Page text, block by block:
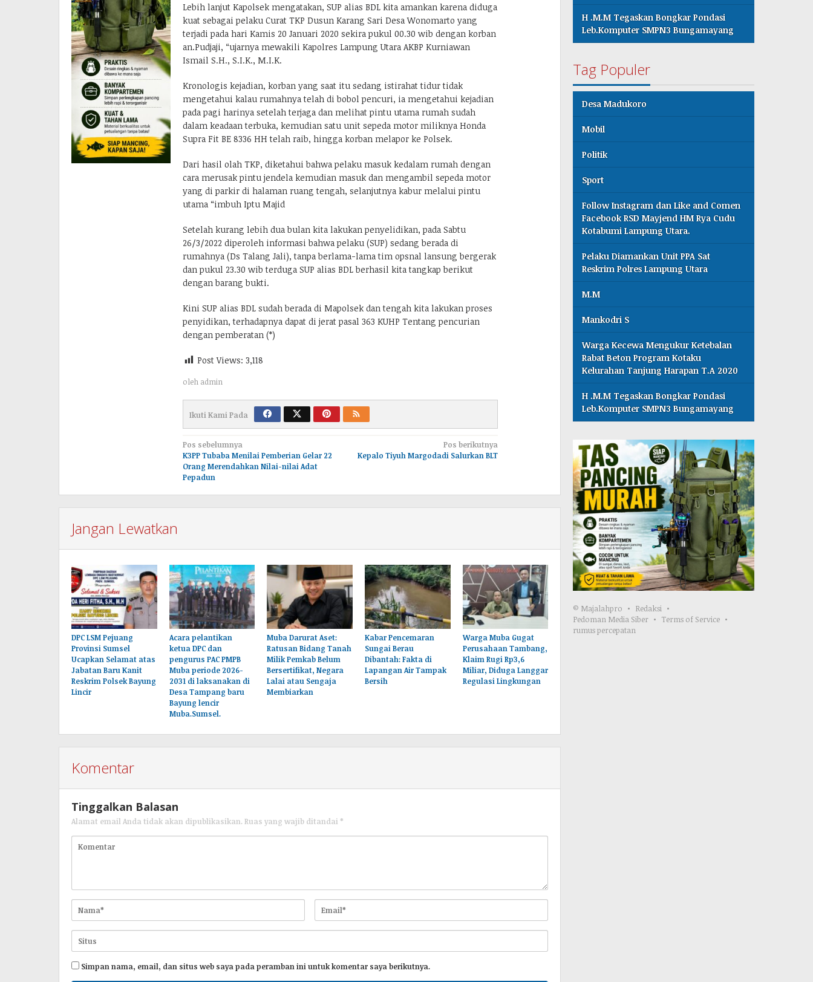
Lebih lanjut Kapolsek mengatakan, SUP alias BDL kita amankan karena diduga
kuat sebagai pelaku Curat TKP Dusun Karang Sari Desa Wonomarto yang
terjadi pada hari Kamis 20 Januari 2020 sekira pukul 00.30 wib dengan korban
an.Pudjaji, “ujarnya mewakili Kapolres Lampung Utara AKBP Kurniawan
Ismail S.H., S.I.K., M.I.K.
Kronologis kejadian, korban yang saat itu sedang istirahat tidur tidak
mengetahui kalau rumahnya telah di bobol pencuri, ia mengetahui kejadian
pada pagi harinya setelah terjaga dan melihat pintu utama rumah sudah
dalam keadaan terbuka, kemudian satu unit sepeda motor miliknya Honda
Supra Fit BE 8336 HH telah raib, hingga korban melapor ke Polsek.
Dari hasil olah TKP, diketahui bahwa pelaku masuk kedalam rumah dengan
cara merusak pintu jendela kemudian masuk dan mengambil sepeda motor
yang di parkir di halaman ruang tengah, selanjutnya kabur melalui pintu
utama “imbuh Iptu Majid
Setelah kurang lebih dua bulan kita lakukan penyelidikan, pada Sabtu
26/3/2022 diperoleh informasi bahwa pelaku (SUP) sedang berada di
rumahnya (Ds Talang Jali), tanpa berlama-lama tim opsnal lansung bergerak
dan pukul 23.30 wib terduga SUP alias BDL berhasil kita tangkap berikut
dengan barang bukti.
Kini SUP alias BDL sudah berada di Mapolsek dan tengah kita lakukan proses
penyidikan, terhadapnya dapat di jerat pasal 363 KUHP Tentang pencurian
dengan pemberatan (*)
Post Views: 3,118
oleh admin
Ikuti Kami Pada
Navigasi
pos
Pos sebelumnya
K3PP Tubaba Menilai Pemberian Gelar 22
Orang Merendahkan Nilai-nilai Adat
Pepadun
Pos berikutnya
Kepalo Tiyuh Margodadi Salurkan BLT
Jangan Lewatkan
DPC LSM Pejuang
Provinsi Sumsel
Ucapkan Selamat atas
Jabatan Baru Kanit
Reskrim Polsek Bayung
Lincir
Acara pelantikan
ketua DPC dan
pengurus PAC PMPB
Muba periode 2026-
2031 di laksanakan di
Desa Tampang baru
Bayung lencir
Muba.Sumsel.
Muba Darurat Aset:
Ratusan Bidang Tanah
Milik Pemkab Belum
Bersertifikat, Negara
Lalai atau Sengaja
Membiarkan
Kabar Pencemaran
Sungai Berau
Dibantah: Fakta di
Lapangan Air Tampak
Bersih
Warga Muba Gugat
Perusahaan Tambang,
Klaim Rugi Rp3,6
Miliar, Diduga Langgar
Regulasi Lingkungan
Komentar
Tinggalkan Balasan
Alamat email Anda tidak akan dipublikasikan. Ruas yang wajib ditandai *
Simpan nama, email, dan situs web saya pada peramban ini untuk komentar saya berikutnya.
H .M.M Tegaskan Bongkar Pondasi
Leb.Komputer SMPN3 Bungamayang
Tag Populer
Desa Madukoro
Mobil
Politik
Sport
Follow Instagram dan Like and Comen
Facebook RSD Mayjend HM Rya Cudu
Kotabumi Lampung Utara.
Pelaku Diamankan Unit PPA Sat
Reskrim Polres Lampung Utara
M.M
Mankodri S
Warga Kecewa Mengukur Ketebalan
Rabat Beton Program Kotaku
Kelurahan Tanjung Harapan T.A 2020
H .M.M Tegaskan Bongkar Pondasi
Leb.Komputer SMPN3 Bungamayang
© Majalahpro
Redaksi
Pedoman Media Siber
Terms of Service
rumus percepatan